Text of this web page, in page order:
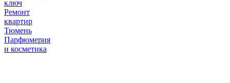
ключ
Ремонт
квартир
Тюмень
Парфюмерия
и косметика